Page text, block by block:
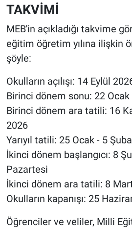
TAKVİMİ
MEB'in açıkladığı takvime
eğitim öğretim yılına ilişkin
şöyle:
Okulların açılışı: 14 Eylül
Birinci dönem sonu: 22
Birinci dönem ara tatili: 16
2026
Yarıyıl tatili: 25 Ocak - 5
İkinci dönem başlangıcı: 8
Pazartesi
İkinci dönem ara tatili: 8
Okulların kapanışı: 25
Öğrenciler ve veliler, Milli